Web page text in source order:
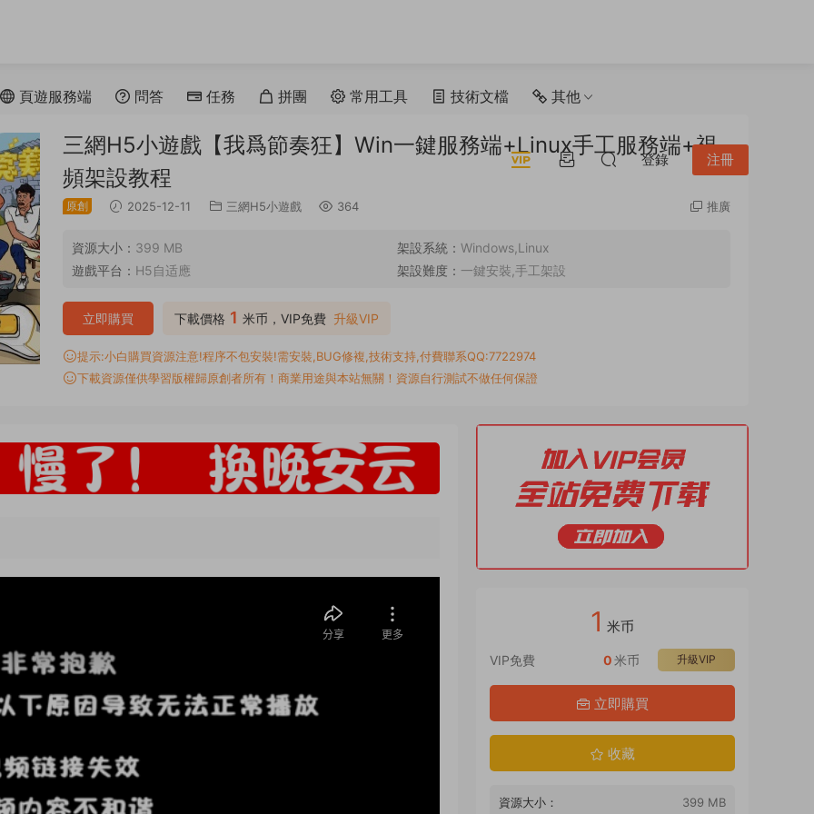
頁遊服務端 問答 任務 拼團 常用工具 技術文檔 其他
登錄 注冊
三網H5小遊戲【我爲節奏狂】Win一鍵服務端+Linux手工服務端+視
頻架設教程
原創 2025-12-11 三網H5小遊戲 364 推廣
資源大小： 399 MB 架設系統： Windows,Linux
遊戲平台： H5自适應 架設難度： 一鍵安裝,手工架設
下載價格 1 米币，VIP免費 升級VIP
立即購買
提示:小白購買資源注意!程序不包安裝!需安裝,BUG修複,技術支持,付費聯系QQ:7722974
下載資源僅供學習版權歸原創者所有！商業用途與本站無關！資源自行測試不做任何保證
1 米币
VIP免費 升級VIP
0米币
立即購買
收藏
資源大小： 399 MB